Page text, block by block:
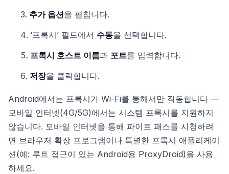
추가 옵션을 펼칩니다.
‘프록시’ 필드에서 수동을 선택합니다.
프록시 호스트 이름과 포트를 입력합니다.
저장을 클릭합니다.
Android에서는 프록시가 Wi-Fi를 통해서만 작동합니다 —
모바일 인터넷(4G/5G)에서는 시스템 프록시를 지원하지
않습니다. 모바일 인터넷을 통해 파이트 패스를 시청하려
면 브라우저 확장 프로그램이나 특별한 프록시 애플리케이
션(예: 루트 접근이 있는 Android용 ProxyDroid)을 사용
하세요.